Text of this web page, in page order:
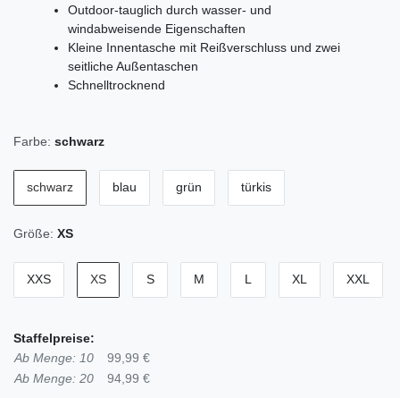
Outdoor-tauglich durch wasser- und
windabweisende Eigenschaften
Kleine Innentasche mit Reißverschluss und zwei
seitliche Außentaschen
Schnelltrocknend
Farbe: schwarz
schwarz blau grün türkis
Größe: XS
XXS XS S M L XL XXL
Staffelpreise:
Ab Menge: 10
99,99 €
Ab Menge: 20
94,99 €